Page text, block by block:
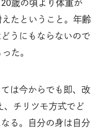
歳の頃より体重が
たということ。年齢
うにもならないので
た。
は今からでも即、改
、チリツモ方式でど
る。自分の身は自分